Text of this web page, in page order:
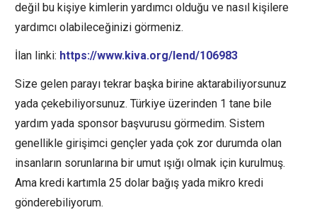
değil bu kişiye kimlerin yardımcı olduğu ve nasıl kişilere
yardımcı olabileceğinizi görmeniz.
İlan linki: https://www.kiva.org/lend/106983
Size gelen parayı tekrar başka birine aktarabiliyorsunuz
yada çekebiliyorsunuz. Türkiye üzerinden 1 tane bile
yardım yada sponsor başvurusu görmedim. Sistem
genellikle girişimci gençler yada çok zor durumda olan
insanların sorunlarına bir umut ışığı olmak için kurulmuş.
Ama kredi kartımla 25 dolar bağış yada mikro kredi
gönderebiliyorum.